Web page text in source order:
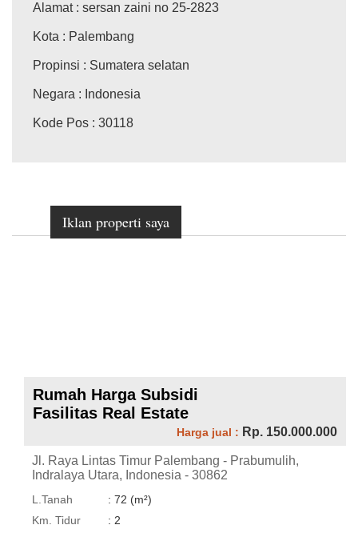
Alamat: sersan zaini no 25-2823
Kota : Palembang
Propinsi : Sumatera selatan
Negara : Indonesia
Kode Pos : 30118
Iklan properti saya
Rumah Harga Subsidi
Fasilitas Real Estate
Harga jual : Rp. 150.000.000
Jl. Raya Lintas Timur Palembang - Prabumulih,
Indralaya Utara, Indonesia - 30862
L.Tanah
: 72 (m²)
Km. Tidur
: 2